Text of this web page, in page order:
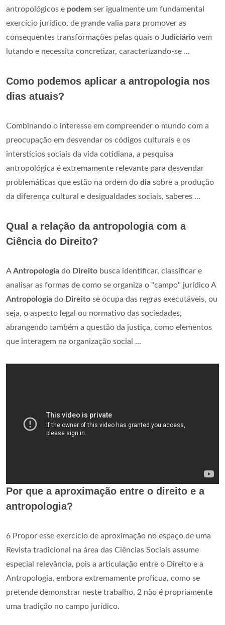
antropológicos e podem ser igualmente um fundamental
exercício jurídico, de grande valia para promover as
consequentes transformações pelas quais o Judiciário vem
lutando e necessita concretizar, caracterizando-se ...
Como podemos aplicar a antropologia nos
dias atuais?
Combinando o interesse em compreender o mundo com a
preocupação em desvendar os códigos culturais e os
interstícios sociais da vida cotidiana, a pesquisa
antropológica é extremamente relevante para desvendar
problemáticas que estão na ordem do dia sobre a produção
da diferença cultural e desigualdades sociais, saberes ...
Qual a relação da antropologia com a
Ciência do Direito?
AAntropologia do Direito busca identificar, classificar e
analisar as formas de como se organiza o "campo" jurídico A
Antropologia do Direito se ocupa das regras executáveis, ou
seja, o aspecto legal ou normativo das sociedades,
abrangendo também a questão da justiça, como elementos
que interagem na organização social ...
Por que a aproximação entre o direito e a
antropologia?
6 Propor esse exercício de aproximação no espaço de uma
Revista tradicional na área das Ciências Sociais assume
especial relevância, pois a articulação entre o Direito e a
Antropologia, embora extremamente profícua, como se
pretende demonstrar neste trabalho, 2 não é propriamente
uma tradição no campo jurídico.